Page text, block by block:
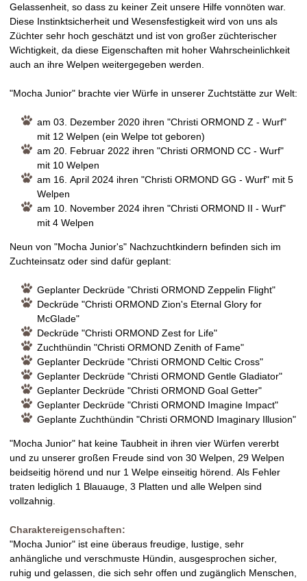
Gelassenheit, so dass zu keiner Zeit unsere Hilfe vonnöten war.
Diese Instinktsicherheit und Wesensfestigkeit wird von uns als
Züchter sehr hoch geschätzt und ist von großer züchterischer
Wichtigkeit, da diese Eigenschaften mit hoher Wahrscheinlichkeit
auch an ihre Welpen weitergegeben werden.
"Mocha Junior" brachte vier Würfe in unserer Zuchtstätte zur Welt:
am 03. Dezember 2020 ihren "Christi ORMOND Z - Wurf"
mit 12 Welpen (ein Welpe tot geboren)
am 20. Februar 2022 ihren "Christi ORMOND CC - Wurf"
mit 10 Welpen
am 16. April 2024 ihren "Christi ORMOND GG - Wurf" mit 5
Welpen
am 10. November 2024 ihren "Christi ORMOND II - Wurf"
mit 4 Welpen
Neun von "Mocha Junior's" Nachzuchtkindern befinden sich im
Zuchteinsatz oder sind dafür geplant:
Geplanter Deckrüde "Christi ORMOND Zeppelin Flight"
Deckrüde "Christi ORMOND Zion's Eternal Glory for
McGlade"
Deckrüde "Christi ORMOND Zest for Life"
Zuchthündin "Christi ORMOND Zenith of Fame"
Geplanter Deckrüde "Christi ORMOND Celtic Cross"
Geplanter Deckrüde "Christi ORMOND Gentle Gladiator"
Geplanter Deckrüde "Christi ORMOND Goal Getter"
Geplanter Deckrüde "Christi ORMOND Imagine Impact"
Geplante Zuchthündin "Christi ORMOND Imaginary Illusion"
"Mocha Junior" hat keine Taubheit in ihren vier Würfen vererbt
und zu unserer großen Freude sind von 30 Welpen, 29 Welpen
beidseitig hörend und nur 1 Welpe einseitig hörend. Als Fehler
traten lediglich 1 Blauauge, 3 Platten und alle Welpen sind
vollzahnig.
Charaktereigenschaften:
"Mocha Junior" ist eine überaus freudige, lustige, sehr
anhängliche und verschmuste Hündin, ausgesprochen sicher,
ruhig und gelassen, die sich sehr offen und zugänglich Menschen,